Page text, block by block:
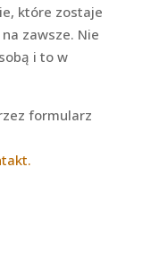
które zostaje
zawsze. Nie
i to w
formularz